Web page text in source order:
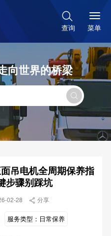

查询 菜单
向世界的桥梁

吊电机全周期保养指
步骤别踩坑
02-28  分享
服务类型： 日常保养